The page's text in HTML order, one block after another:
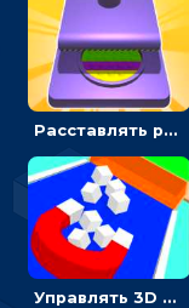
Расставлять резиновые кубики, чтобы делать поп-ит - гиперказуальные
Управлять 3D магнитом, чтобы собирать фигуры и сбрасывать в пропасть